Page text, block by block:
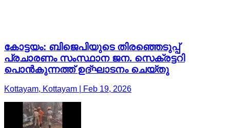
കോട്ടയം: ബിജെപിയുടെ തിരഞ്ഞെടുപ്പ്
പ്രചാരണം സംസ്ഥാന ജന. സെക്രട്ടറി
പൊൻകുന്നത്ത് ഉദ്ഘാടനം ചെയ്തു
Kottayam, Kottayam | Feb 19, 2026